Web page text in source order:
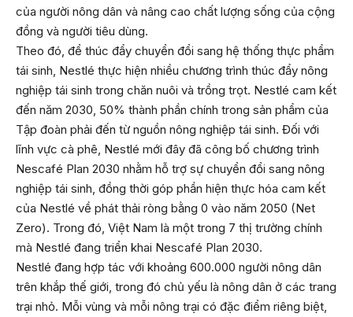
của người nông dân và nâng cao chất lượng sống của cộng
đồng và người tiêu dùng.
Theo đó, để thúc đẩy chuyển đổi sang hệ thống thực phẩm
tái sinh, Nestlé thực hiện nhiều chương trình thúc đẩy nông
nghiệp tái sinh trong chăn nuôi và trồng trọt. Nestlé cam kết
đến năm 2030, 50% thành phần chính trong sản phẩm của
Tập đoàn phải đến từ nguồn nông nghiệp tái sinh. Đối với
lĩnh vực cà phê, Nestlé mới đây đã công bố chương trình
Nescafé Plan 2030 nhằm hỗ trợ sự chuyển đổi sang nông
nghiệp tái sinh, đồng thời góp phần hiện thực hóa cam kết
của Nestlé về phát thải ròng bằng 0 vào năm 2050 (Net
Zero). Trong đó, Việt Nam là một trong 7 thị trường chính
mà Nestlé đang triển khai Nescafé Plan 2030.
Nestlé đang hợp tác với khoảng 600.000 người nông dân
trên khắp thế giới, trong đó chủ yếu là nông dân ở các trang
trại nhỏ. Mỗi vùng và mỗi nông trại có đặc điểm riêng biệt,